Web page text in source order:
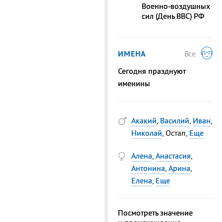
Военно‑воздушных
сил (День ВВС) РФ
ИМЕНА
Все
Сегодня празднуют
именины
Акакий, Василий, Иван,
Николай, Остап, Еще
Алена, Анастасия,
Антонина, Арина,
Елена, Еще
Посмотреть значение